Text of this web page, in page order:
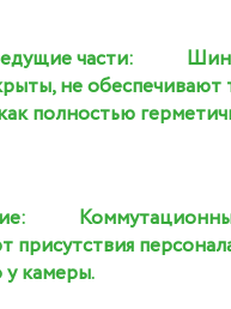
части:
не обеспечивают
полностью
присутствия
камеры.